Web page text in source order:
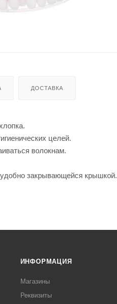
ДОСТАВКА
целей.
волокнам.
удобно закрывающейся крышкой.
ИНФОРМАЦИЯ
Магазины
Реквизиты